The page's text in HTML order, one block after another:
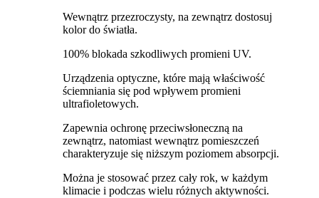
Wewnątrz przezroczysty, na zewnątrz dostosuj
kolor do światła.
100% blokada szkodliwych promieni UV.
Urządzenia optyczne, które mają właściwość
ściemniania się pod wpływem promieni
ultrafioletowych.
Zapewnia ochronę przeciwsłoneczną na
zewnątrz, natomiast wewnątrz pomieszczeń
charakteryzuje się niższym poziomem absorpcji.
Można je stosować przez cały rok, w każdym
klimacie i podczas wielu różnych aktywności.